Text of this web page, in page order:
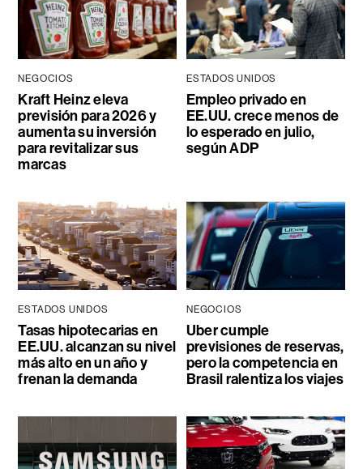
NEGOCIOS
Kraft Heinz eleva
previsión para 2026 y
aumenta su inversión
para revitalizar sus
marcas
ESTADOS UNIDOS
Empleo privado en
EE.UU. crece menos de
lo esperado en julio,
según ADP
ESTADOS UNIDOS
Tasas hipotecarias en
EE.UU. alcanzan su nivel
más alto en un año y
frenan la demanda
NEGOCIOS
Uber cumple
previsiones de reservas,
pero la competencia en
Brasil ralentiza los viajes